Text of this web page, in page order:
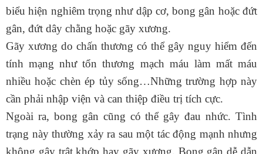
biểu hiện nghiêm trọng như dập cơ, bong gân hoặc đứt
gân, đứt dây chằng hoặc gãy xương.
Gãy xương do chấn thương có thể gây nguy hiểm đến
tính mạng như tổn thương mạch máu làm mất máu
nhiều hoặc chèn ép tủy sống…Những trường hợp này
cần phải nhập viện và can thiệp điều trị tích cực.
Ngoài ra, bong gân cũng có thể gây đau nhức. Tình
trạng này thường xảy ra sau một tác động mạnh nhưng
không gây trật khớp hay gãy xương. Bong gân dễ dẫn